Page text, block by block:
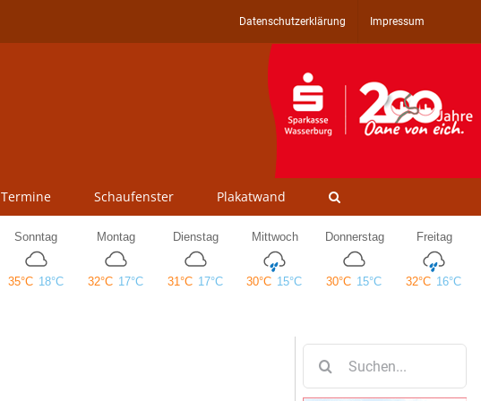
Datenschutzerklärung Impressum
Termine Schaufenster Plakatwand
nach: